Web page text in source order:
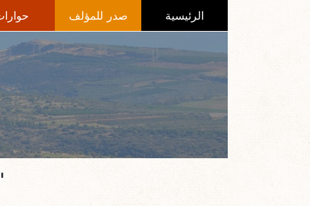
الرئيسية صدر للمؤلف